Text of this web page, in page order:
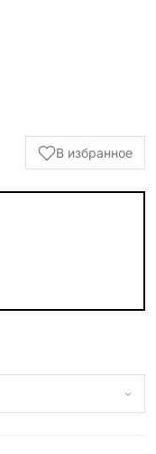
В избранное